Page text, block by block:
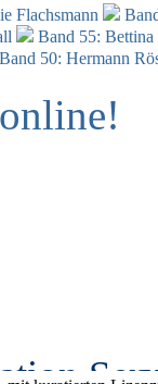
Flachsmann
Band 55:
Band 50: Hermann